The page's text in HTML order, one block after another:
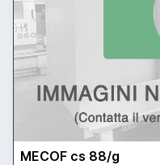
MECOF cs 88/g